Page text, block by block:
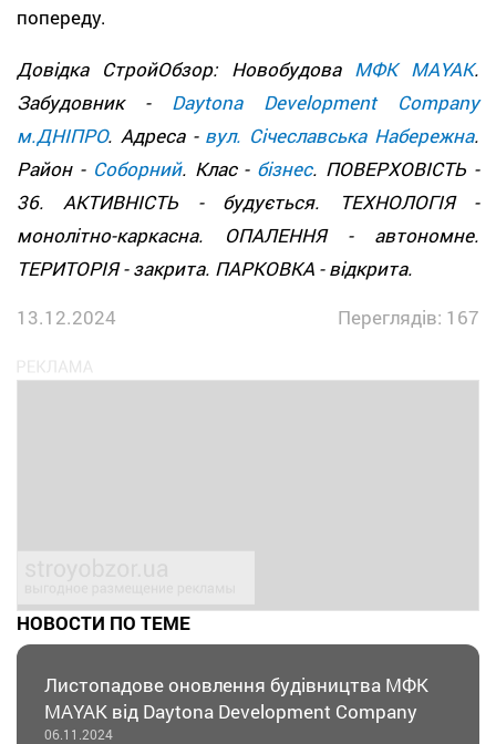
попереду.
Довідка СтройОбзор: Новобудова МФК MAYAK.
Забудовник - Daytona Development Company
м.ДНІПРО. Адреса - вул. Січеславська Набережна.
Район - Соборний. Клас - бізнес. ПОВЕРХОВІСТЬ -
36. АКТИВНІСТЬ - будується. ТЕХНОЛОГІЯ -
монолітно-каркасна. ОПАЛЕННЯ - автономне.
ТЕРИТОРІЯ - закрита. ПАРКОВКА - відкрита.
13.12.2024
Переглядів: 167
НОВОСТИ ПО ТЕМЕ
Листопадове оновлення будівництва МФК
MAYAK від Daytona Development Company
06.11.2024